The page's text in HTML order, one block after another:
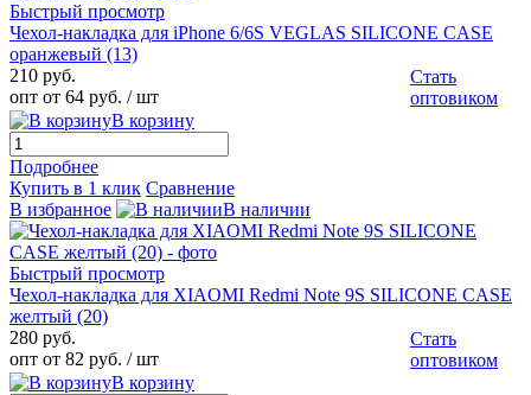
Быстрый просмотр
Чехол-накладка для iPhone 6/6S VEGLAS SILICONE CASE
оранжевый (13)
210 руб.
опт от 64 руб. / шт
Стать
оптовиком
В корзину
Подробнее
Купить в 1 клик Сравнение
В избранное
В наличии
Быстрый просмотр
Чехол-накладка для XIAOMI Redmi Note 9S SILICONE CASE
желтый (20)
280 руб.
опт от 82 руб. / шт
Стать
оптовиком
В корзину